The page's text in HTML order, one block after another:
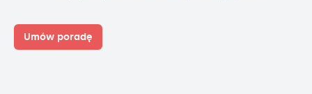
Umów poradę